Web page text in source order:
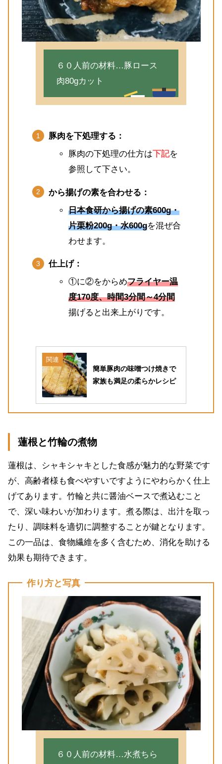
６０人前の材料…豚ロース
肉80gカット
豚肉を下処理する：
豚肉の下処理の仕方は下記を
参照して下さい。
から揚げの素を合わせる：
日本食研から揚げの素600g・
片栗粉200g・水600gを混ぜ合
わせます。
仕上げ：
①に②をからめフライヤー温
度170度、時間3分間～4分間
揚げると出来上がりです。
関連
簡単豚肉の味噌つけ焼きで
家族も満足の柔らかレシピ
蓮根と竹輪の煮物
蓮根は、シャキシャキとした食感が魅力的な野菜です
が、高齢者様も食べやすいですようにやわらかく仕上
げてあります。竹輪と共に醤油ベースで煮込むこと
で、深い味わいが加わります。煮る際は、出汁を取っ
たり、調味料を適切に調整することが鍵となります。
この一品は、食物繊維を多く含むため、消化を助ける
効果も期待できます。
作り方と写真
６０人前の材料…水煮ちら